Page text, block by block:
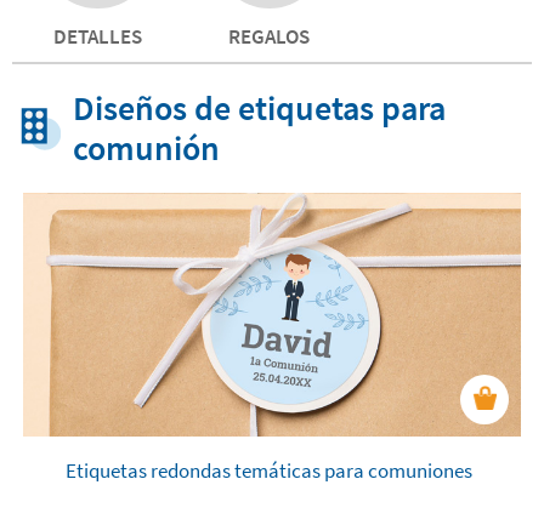
DETALLES REGALOS
Diseños de etiquetas para
comunión
Etiquetas redondas temáticas para comuniones